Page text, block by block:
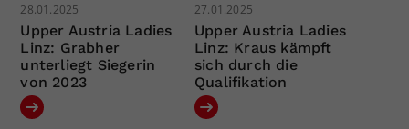
28.01.2025
Upper Austria Ladies
Linz: Grabher
unterliegt Siegerin
von 2023
27.01.2025
Upper Austria Ladies
Linz: Kraus kämpft
sich durch die
Qualifikation